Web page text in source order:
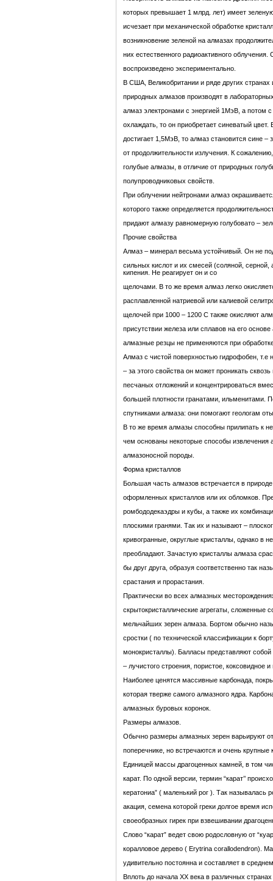
которых превышает 1 млрд. лет) имеет
исчезает при механической обработке
возникновение зеленой на алмазах
них естественного радиоактивного облучения.
воспроизведено экспериментально.
В США, Великобритании и ряде других странах
природных алмазов производят в
алмаз электронами с энергией 1МэВ, а потом
охлаждать, то он приобретает синеватый цвет.
достигает 1,5МэВ, то алмаз становится сине –
от продолжительности излучения. К
голубые алмазы, в отличие от природных
полупроводниковых свойств.
При облучении нейтронами алмаз
которого также определяется
придают алмазу равномерную голубовато –
Прочие свойства
Алмаз – минерал весьма устойчивый. Он не
сильных кислот и их смесей (соляной,
кипения. Не реагирует он и со
щелочами. В то же время алмаз легко
расплавленной натриевой или калиевой
щелочей при 1000 – 1200 С также окисляют
присутствии железа или сплавов на его
алмазные резцы не применяются при
Алмаз с чистой поверхностью гидрофобен, т.е
– за этого свойства он может проникать
песчаных отложений и концентрироваться
большей плотности гранатами, ильменитами.
спутниками алмаза: они помогают геологам
В то же время алмазы способны прилипать к
чем основаны некоторые способы извлечения
алмазоносной породы.
Форма кристаллов
Большая часть алмазов встречается в
оформленных кристаллов или их обломков.
ромбододекаэдры и кубы, а также их
плоскими гранями. Так их и называют –
кривогранные, округлые кристаллы, однако в
преобладают. Зачастую кристаллы алмаза
бы друг друга, образуя соответственно так
срастания и прорастания.
Практически во всех алмазных
скрытокристаллические агрегаты, сложенные
мельчайших зерен алмаза. Бортом обычно
сростки ( по технической классификации к
монокристаллы). Балласы представляют
– лучистого строения, пористое, коксовидное
Наиболее ценятся массивные карбонада,
которая тверже самого алмазного ядра.
алмазных буровых коронок.
Размеры алмазов.
Обычно размеры алмазных зерен варьируют
поперечнике, но встречаются и очень крупные
Единицей массы драгоценных камней, в том
карат. По одной версии, термин “карат’’
кератониа” ( маленький рог ). Так
акация, семена которой греки долгое время
своеобразных гирек при взвешивании
Слово “карат” ведет свою родословную от
коралловое дерево ( Erytrina corallodendron).
удивительно постоянна и составляет в
Вплоть до начала ХХ века в различных